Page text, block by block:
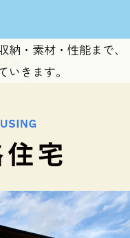
・素材・性能まで、
きます。